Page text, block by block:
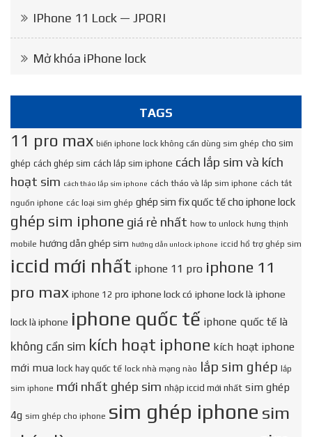
IPhone 11 Lock — JPORI
Mở khóa iPhone lock
TAGS
11 pro max biến iphone lock không cần dùng sim ghép cho sim
ghép cách ghép sim cách lắp sim iphone cách lắp sim và kích
hoạt sim cách tháo lắp sim iphone cách tháo và lắp sim iphone cách tắt
nguồn iphone các loại sim ghép ghép sim fix quốc tế cho iphone lock
ghép sim iphone giá rẻ nhất how to unlock hưng thịnh
mobile hướng dẫn ghép sim hướng dẫn unlock iphone iccid hổ trợ ghép sim
iccid mới nhất iphone 11 pro iphone 11
pro max iphone 12 pro iphone lock có iphone lock là iphone
lock là iphone iphone quốc tế iphone quốc tế là
không cần sim kích hoạt iphone kích hoạt iphone
mới mua lock hay quốc tế lock nhà mạng nào lắp sim ghép lắp
sim iphone mới nhất ghép sim nhập iccid mới nhất sim ghép
4g sim ghép cho iphone sim ghép iphone sim